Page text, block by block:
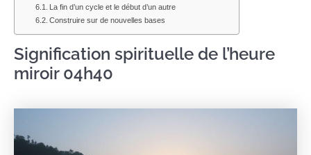
La fin d’un cycle et le début d’un autre
Construire sur de nouvelles bases
Signification spirituelle de l’heure
miroir 04h40